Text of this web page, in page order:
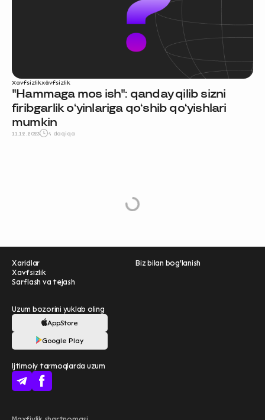
Xavfsizlikxavfsizlik
"Hammaga mos ish": qanday qilib sizni
firibgarlik o‘yinlariga qo‘shib qo‘yishlari
mumkin
11.12.2023 4 daqiqa
L
o
a
d
M
o
re
Xaridlar
Xavfsizlik
Sarflash va tejash
Biz bilan bog'lanish
Uzum bozorini yuklab oling
AppStore
Google Play
Ijtimoiy tarmoqlarda uzum
Uzum Bank bilan
Ravnaqimizga hissa
qo'shing — so‘rovnomada
qatnashing ❤️
boshlash